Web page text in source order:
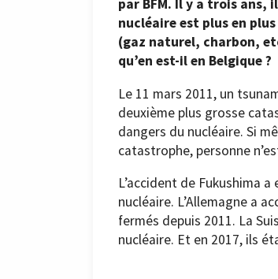
par BFM. Il y a trois ans,
nucléaire est plus en
(gaz naturel, charbon,
qu’en est-il en Belgique ?
Le 11 mars 2011, un
deuxième plus grosse
dangers du nucléaire. Si
catastrophe, personne
L’accident de Fukushima
nucléaire. L’Allemagne a
fermés depuis 2011. La
nucléaire. Et en 2017, ils